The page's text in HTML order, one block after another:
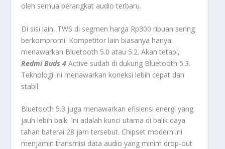
oleh semua perangkat audio terbaru.
Di sisi lain, TWS di segmen harga Rp300 ribuan sering
berkompromi. Kompetitor lain biasanya hanya
menawarkan Bluetooth 5.0 atau 5.2. Akan tetapi,
Redmi Buds 4 Active sudah di dukung Bluetooth 5.3.
Teknologi ini menawarkan koneksi lebih cepat dan
stabil.
Bluetooth 5.3 juga menawarkan efisiensi energi yang
jauh lebih baik. Ini adalah kunci utama di balik daya
tahan baterai 28 jam tersebut. Chipset modern ini
menjamin transmisi data audio yang minim drop-out